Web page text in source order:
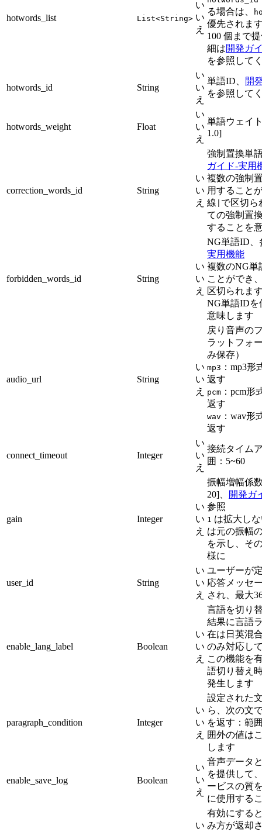
hotwords_list List<String>
い
い
え
る場合は、
優先されま
100 個まで
細は開発ガ
を参照して
hotwords_id String
い
い
え
単語ID、
開
を参照して
hotwords_weight Float
い
い
え
単語ウェイ
1.0]
correction_words_id String
い
い
え
強制置換単
ガイド-実用
複数の強制
用すること
線 で区切ら
ての強制置
することを
forbidden_words_id String
い
い
え
NG単語ID、
実用機能
複数のNG単
ことができ
区切られま
NG単語IDを
意味します
audio_url String
い
い
え
戻り音声の
ラットフォ
み保存）
mp3 ：mp3
返す
pcm ：pcm形
返す
wav ：wav形
返す
connect_timeout Integer
い
い
え
接続タイム
囲：5~60
gain Integer
い
い
え
振幅増幅係
20]、
開発ガ
参照
1 は拡大し
は元の振幅
を示し、そ
様に
user_id String
い
い
え
ユーザーが
応答メッセ
され、最大
enable_lang_label Boolean
い
い
え
言語を切り
結果に言語
在は日英混
のみ対応し
この機能を
語切り替え
発生します
paragraph_condition Integer
い
い
え
設定された
ら、次の文
を返す：範
囲外の値は
します
enable_save_log Boolean
い
い
え
音声データ
を提供して
ービスの質
に使用する
い
有効にする
み方が返却